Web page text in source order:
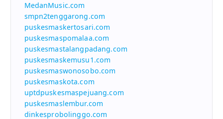
MedanMusic.com
smpn2tenggarong.com
puskesmaskertosari.com
puskesmaspomalaa.com
puskesmastalangpadang.com
puskesmaskemusu1.com
puskesmaswonosobo.com
puskesmaskota.com
uptdpuskesmaspejuang.com
puskesmaslembur.com
dinkesprobolinggo.com